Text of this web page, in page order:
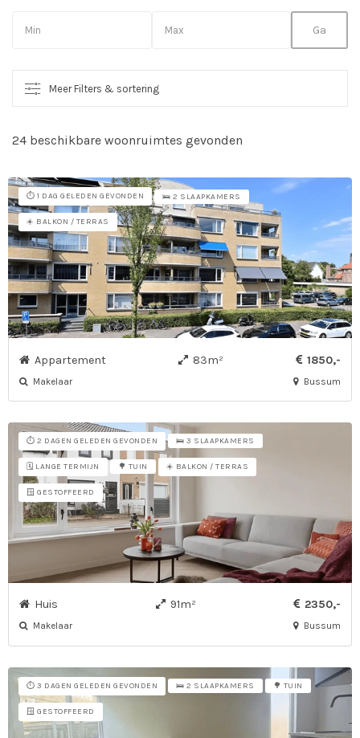
Meer Filters & sortering
24 beschikbare woonruimtes gevonden
⏱️ 1 DAG GELEDEN GEVONDEN 🛌 2 SLAAPKAMERS
☀️ BALKON / TERRAS
Appartement 83m² 1850,-
Makelaar Bussum
⏱️ 2 DAGEN GELEDEN GEVONDEN 🛌 3 SLAAPKAMERS
🗓️ LANGE TERMIJN 🌳 TUIN ☀️ BALKON / TERRAS
🪟 GESTOFFEERD
Huis 91m² 2350,-
Makelaar Bussum
⏱️ 3 DAGEN GELEDEN GEVONDEN 🛌 2 SLAAPKAMERS 🌳 TUIN
🪟 GESTOFFEERD